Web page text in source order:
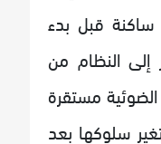
ساكنة قبل بدء
إلى النظام من
مستقرة
سلوكها بعد